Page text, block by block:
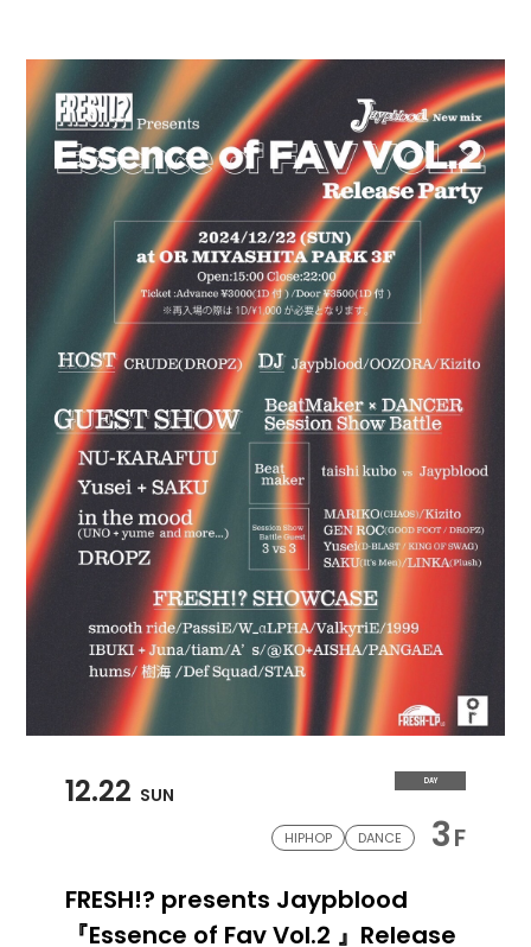
12.22 SUN
DAY
HIPHOP DANCE 3F
FRESH!? presents Jaypblood
『Essence of Fav Vol.2 』Release